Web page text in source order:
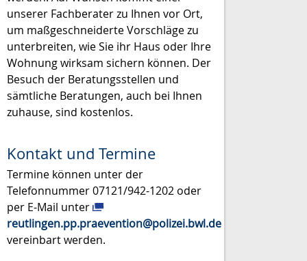
unserer Fachberater zu Ihnen vor Ort,
um maßgeschneiderte Vorschläge zu
unterbreiten, wie Sie ihr Haus oder Ihre
Wohnung wirksam sichern können. Der
Besuch der Beratungsstellen und
sämtliche Beratungen, auch bei Ihnen
zuhause, sind kostenlos.
Kontakt und Termine
Termine können unter der
Telefonnummer 07121/942-1202 oder
per E-Mail unter
reutlingen.pp.praevention@polizei.bwl.de
vereinbart werden.